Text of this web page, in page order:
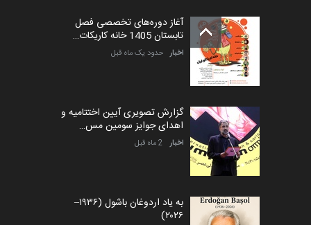
آغاز دوره‌های تخصصی فصل
تابستان 1405 خانه کاریکات…
اخبار حدود یک ماه قبل
گزارش تصویری آیین اختتامیه و
اهدای جوایز سومین مس…
اخبار 2 ماه قبل
به یاد اردوغان باشول (۱۹۳۶–
۲۰۲۶)